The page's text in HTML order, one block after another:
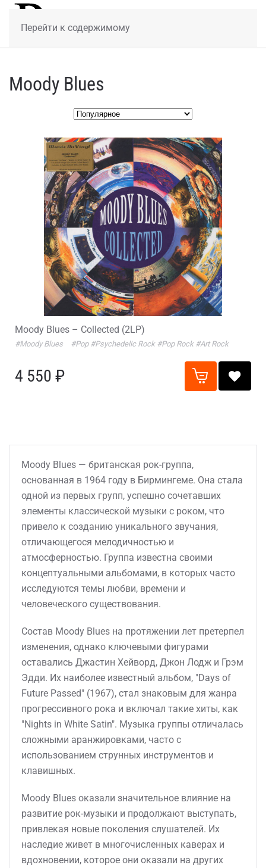
Перейти к содержимому
Moody Blues
Moody Blues – Collected (2LP)
#Moody Blues #Pop #Psychedelic Rock #Pop Rock #Art Rock
4 550 ₽
Moody Blues — британская рок-группа,
основанная в 1964 году в Бирмингеме. Она стала
одной из первых групп, успешно сочетавших
элементы классической музыки с роком, что
привело к созданию уникального звучания,
отличающегося мелодичностью и
атмосферностью. Группа известна своими
концептуальными альбомами, в которых часто
исследуются темы любви, времени и
человеческого существования.
Состав Moody Blues на протяжении лет претерпел
изменения, однако ключевыми фигурами
оставались Джастин Хейворд, Джон Лодж и Грэм
Эдди. Их наиболее известный альбом, "Days of
Future Passed" (1967), стал знаковым для жанра
прогрессивного рока и включал такие хиты, как
"Nights in White Satin". Музыка группы отличалась
сложными аранжировками, часто с
использованием струнных инструментов и
клавишных.
Moody Blues оказали значительное влияние на
развитие рок-музыки и продолжают выступать,
привлекая новые поколения слушателей. Их
наследие живет в многочисленных каверах и
вдохновении, которое они оказали на других